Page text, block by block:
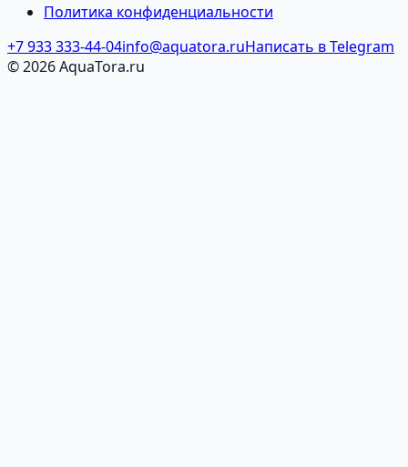
Политика конфиденциальности
+7 933 333-44-04info@aquatora.ruНаписать в Telegram
© 2026 AquaTora.ru